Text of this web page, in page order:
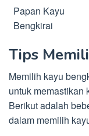
Papan Kayu
Bengkirai
Tips
Memilih kayu
untuk memastikan
Berikut adalah
dalam memilih